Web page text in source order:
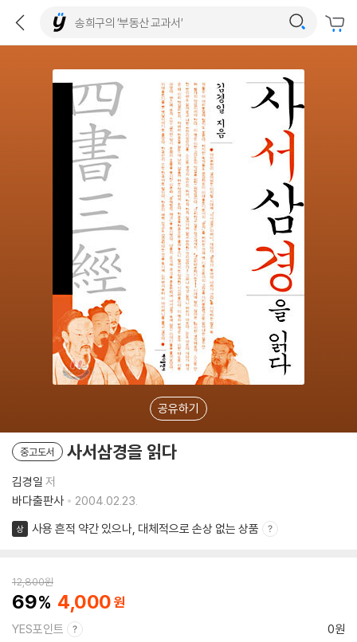
공유하기
중고도서 사서삼경을 읽다
김경일 저
바다출판사
2004.02.23.
상 사용 흔적 약간 있으나, 대체적으로 손상 없는 상품
12,800원
69 4,000
YES포인트 0원